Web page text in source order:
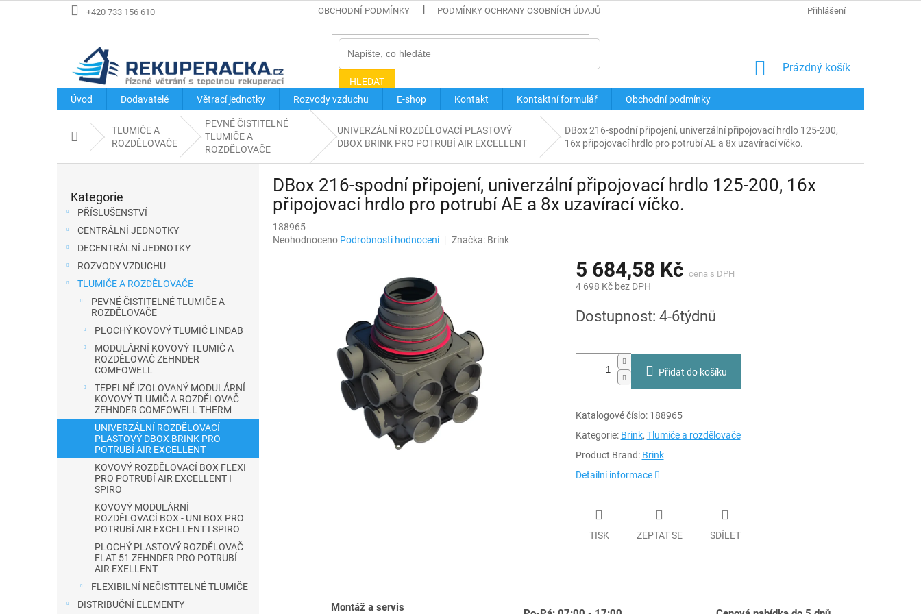
na
+420 733 156 610 OBCHODNÍ PODMÍNKY PODMÍNKY OCHRANY OSOBNÍCH ÚDAJŮ Přihlášení
HLEDAT
NÁKUPNÍ
Prázdný košík
Úvod Dodavatelé Větrací jednotky Rozvody vzduchu E-shop Kontakt Kontaktní formulář Obchodní podmínky
Domů
TLUMIČE A
ROZDĚLOVAČE
PEVNÉ ČISTITELNÉ
TLUMIČE A
ROZDĚLOVAČE
UNIVERZÁLNÍ ROZDĚLOVACÍ PLASTOVÝ
DBOX BRINK PRO POTRUBÍ AIR EXCELLENT
DBox 216-spodní připojení, univerzální připojovací hrdlo 125-200,
16x připojovací hrdlo pro potrubí AE a 8x uzavírací víčko.
Přeskočit
kategorie
Kategorie
PŘÍSLUŠENSTVÍ
CENTRÁLNÍ JEDNOTKY
DECENTRÁLNÍ JEDNOTKY
ROZVODY VZDUCHU
TLUMIČE A ROZDĚLOVAČE
PEVNÉ ČISTITELNÉ TLUMIČE A
ROZDĚLOVAČE
PLOCHÝ KOVOVÝ TLUMIČ LINDAB
MODULÁRNÍ KOVOVÝ TLUMIČ A
ROZDĚLOVAČ ZEHNDER
COMFOWELL
TEPELNĚ IZOLOVANÝ MODULÁRNÍ
KOVOVÝ TLUMIČ A ROZDĚLOVAČ
ZEHNDER COMFOWELL THERM
UNIVERZÁLNÍ ROZDĚLOVACÍ
PLASTOVÝ DBOX BRINK PRO
POTRUBÍ AIR EXCELLENT
KOVOVÝ ROZDĚLOVACÍ BOX FLEXI
PRO POTRUBÍ AIR EXCELLENT I
SPIRO
KOVOVÝ MODULÁRNÍ
ROZDĚLOVACÍ BOX - UNI BOX PRO
POTRUBÍ AIR EXCELLENT I SPIRO
PLOCHÝ PLASTOVÝ ROZDĚLOVAČ
FLAT 51 ZEHNDER PRO POTRUBÍ
AIR EXELLENT
FLEXIBILNÍ NEČISTITELNÉ TLUMIČE
DISTRIBUČNÍ ELEMENTY
DBox 216-spodní připojení, univerzální připojovací hrdlo 125-200, 16x
připojovací hrdlo pro potrubí AE a 8x uzavírací víčko.
188965
Průměrné
Neohodnoceno Podrobnosti hodnocení Značka: Brink
5 684,58 Kč
4 698 Kč bez DPH
cena:
Dostupnost: 4-6týdnů
Přidat do košíku
Katalogové číslo: 188965
Kategorie: Brink, Tlumiče a rozdělovače
Product Brand: Brink
Detailní informace
TISK ZEPTAT SE SDÍLET
Montáž a servis